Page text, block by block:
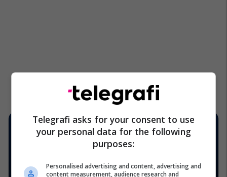
Telegrafi asks for your consent to use
your personal data for the following
purposes:
Personalised advertising and content, advertising and
content measurement, audience research and